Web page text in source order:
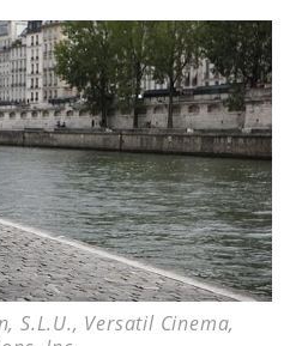
S.L.U., Versatil Cinema,